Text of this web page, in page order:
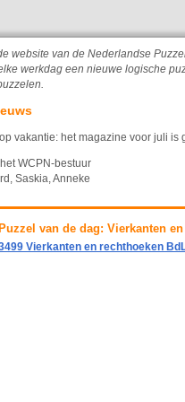
website van de Nederlandse
werkdag een nieuwe logische
vakantie: het magazine voor juli
WCPN-bestuur
Saskia, Anneke
Puzzel van de dag: Vierkanten
Vierkanten en rechthoeken